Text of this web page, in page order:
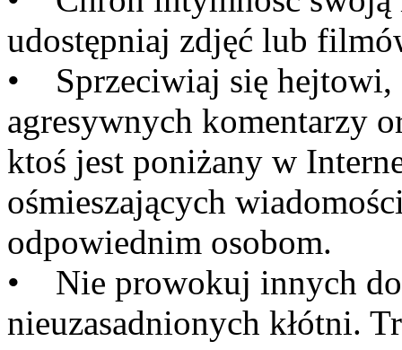
udostępniaj zdjęć lub
• Sprzeciwiaj się hejtowi,
agresywnych komentarzy
ktoś jest poniżany w
ośmieszających
odpowiednim osobom.
• Nie prowokuj innych do
nieuzasadnionych kłótni.